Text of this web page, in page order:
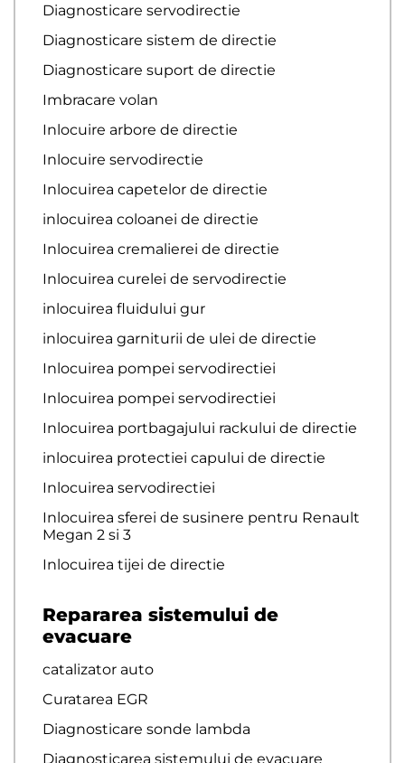
Diagnosticare servodirectie
Diagnosticare sistem de directie
Diagnosticare suport de directie
Imbracare volan
Inlocuire arbore de directie
Inlocuire servodirectie
Inlocuirea capetelor de directie
inlocuirea coloanei de directie
Inlocuirea cremalierei de directie
Inlocuirea curelei de servodirectie
inlocuirea fluidului gur
inlocuirea garniturii de ulei de directie
Inlocuirea pompei servodirectiei
Inlocuirea pompei servodirectiei
Inlocuirea portbagajului rackului de directie
inlocuirea protectiei capului de directie
Inlocuirea servodirectiei
Inlocuirea sferei de susinere pentru Renault
Megan 2 si 3
Inlocuirea tijei de directie
Repararea sistemului de
evacuare
catalizator auto
Curatarea EGR
Diagnosticare sonde lambda
Diagnosticarea sistemului de evacuare